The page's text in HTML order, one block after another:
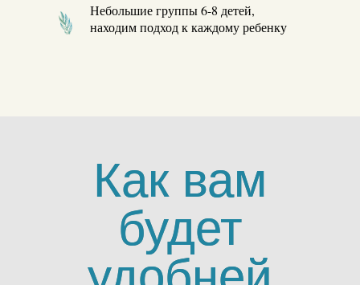
Небольшие группы 6-8 детей,
находим подход к каждому ребенку
Как вам
будет